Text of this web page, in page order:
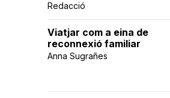
Redacció
Viatjar com a eina de
reconnexió familiar
Anna Sugrañes